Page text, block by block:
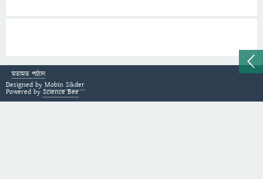
মতামত পাঠান
Designed by Mobin Sikder
Powered by Science Bee